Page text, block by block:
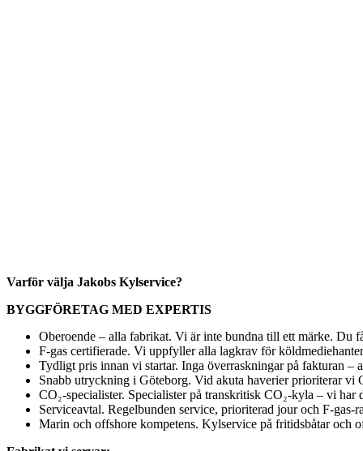
Varför välja Jakobs Kylservice?
BYGGFÖRETAG MED EXPERTIS
Oberoende – alla fabrikat. Vi är inte bundna till ett märke. Du
F-gas certifierade. Vi uppfyller alla lagkrav för
Tydligt pris innan vi startar. Inga överraskningar på fakturan –
Snabb utryckning i Göteborg. Vid akuta haverier prioriterar vi
CO₂-specialister. Specialister på transkritisk CO₂-kyla – vi har
Serviceavtal. Regelbunden service, prioriterad jour och F-gas-
Marin och offshore kompetens. Kylservice på fritidsbåtar och